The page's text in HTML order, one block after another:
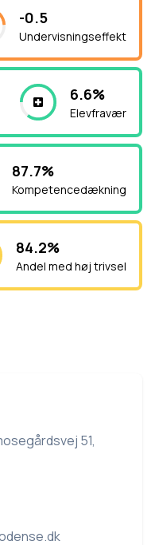
-0.5
Undervisningseffekt
6.6%
Elevfravær
87.7%
Kompetencedækning
84.2%
Andel med høj trivsel
51,